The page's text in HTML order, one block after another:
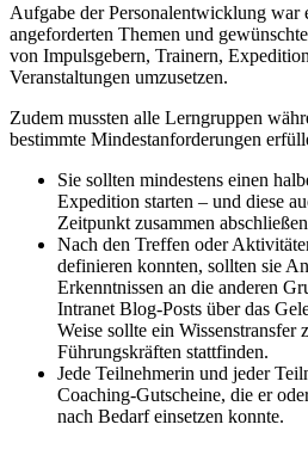
Aufgabe der Personalentwicklung war
angeforderten Themen und
von Impulsgebern, Trainern,
Veranstaltungen umzusetzen.
Zudem mussten alle Lerngruppen
bestimmte Mindestanforderungen
Sie sollten mindestens einen
Expedition starten – und diese
Zeitpunkt zusammen
Nach den Treffen oder
definieren konnten, sollten sie
Erkenntnissen an die anderen
Intranet Blog-Posts über das
Weise sollte ein Wissenstransfer
Führungskräften stattfinden.
Jede Teilnehmerin und jeder
Coaching-Gutscheine, die er
nach Bedarf einsetzen konnte.